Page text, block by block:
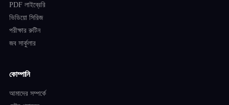
PDF লাইব্রেরি
ভিডিয়ো সিরিজ
পরীক্ষার রুটিন
জব সার্কুলার
কোম্পানি
আমাদের সম্পর্কে